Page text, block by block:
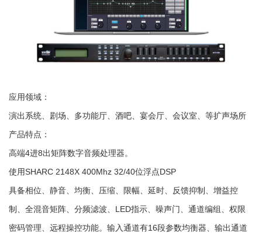
应用领域：
演出系统、剧场、多功能厅、酒吧、宴会厅、会议室、等扩声场所
产品特点：
高端4进8出矩阵数字音频处理器。
使用SHARC 2148X 400Mhz 32/40位浮点DSP
具备相位、静音、均衡、压缩、限幅、延时、反馈抑制、增益控
制、全混音矩阵、分频滤波、LED指示、噪声门、通道编组、权限
密码管理、远程操控功能。输入通道有16段参数均衡器、输出通道